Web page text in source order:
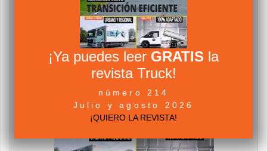
¡Ya puedes leer GRATIS la
revista Truck!
número 214
Julio y agosto 2026
¡QUIERO LA REVISTA!